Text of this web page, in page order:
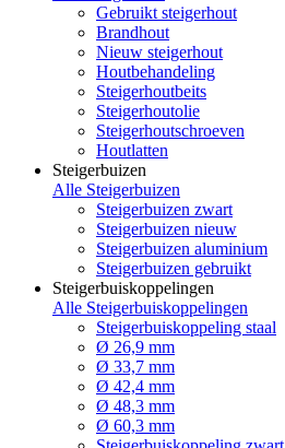
Gebruikt steigerhout
Brandhout
Nieuw steigerhout
Houtbehandeling
Steigerhoutbeits
Steigerhoutolie
Steigerhoutschroeven
Houtlatten
Steigerbuizen
Alle Steigerbuizen
Steigerbuizen zwart
Steigerbuizen nieuw
Steigerbuizen aluminium
Steigerbuizen gebruikt
Steigerbuiskoppelingen
Alle Steigerbuiskoppelingen
Steigerbuiskoppeling staal
Ø 26,9 mm
Ø 33,7 mm
Ø 42,4 mm
Ø 48,3 mm
Ø 60,3 mm